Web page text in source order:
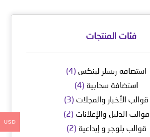
فئات المنتجات
استضافة ريسلر لينكس (4)
استضافة سحابية (4)
قوالب الأخبار والمجلات (3)
قوالب الدليل والإعلانات (2)
قوالب بلوجر و إبداعية (2)
USD